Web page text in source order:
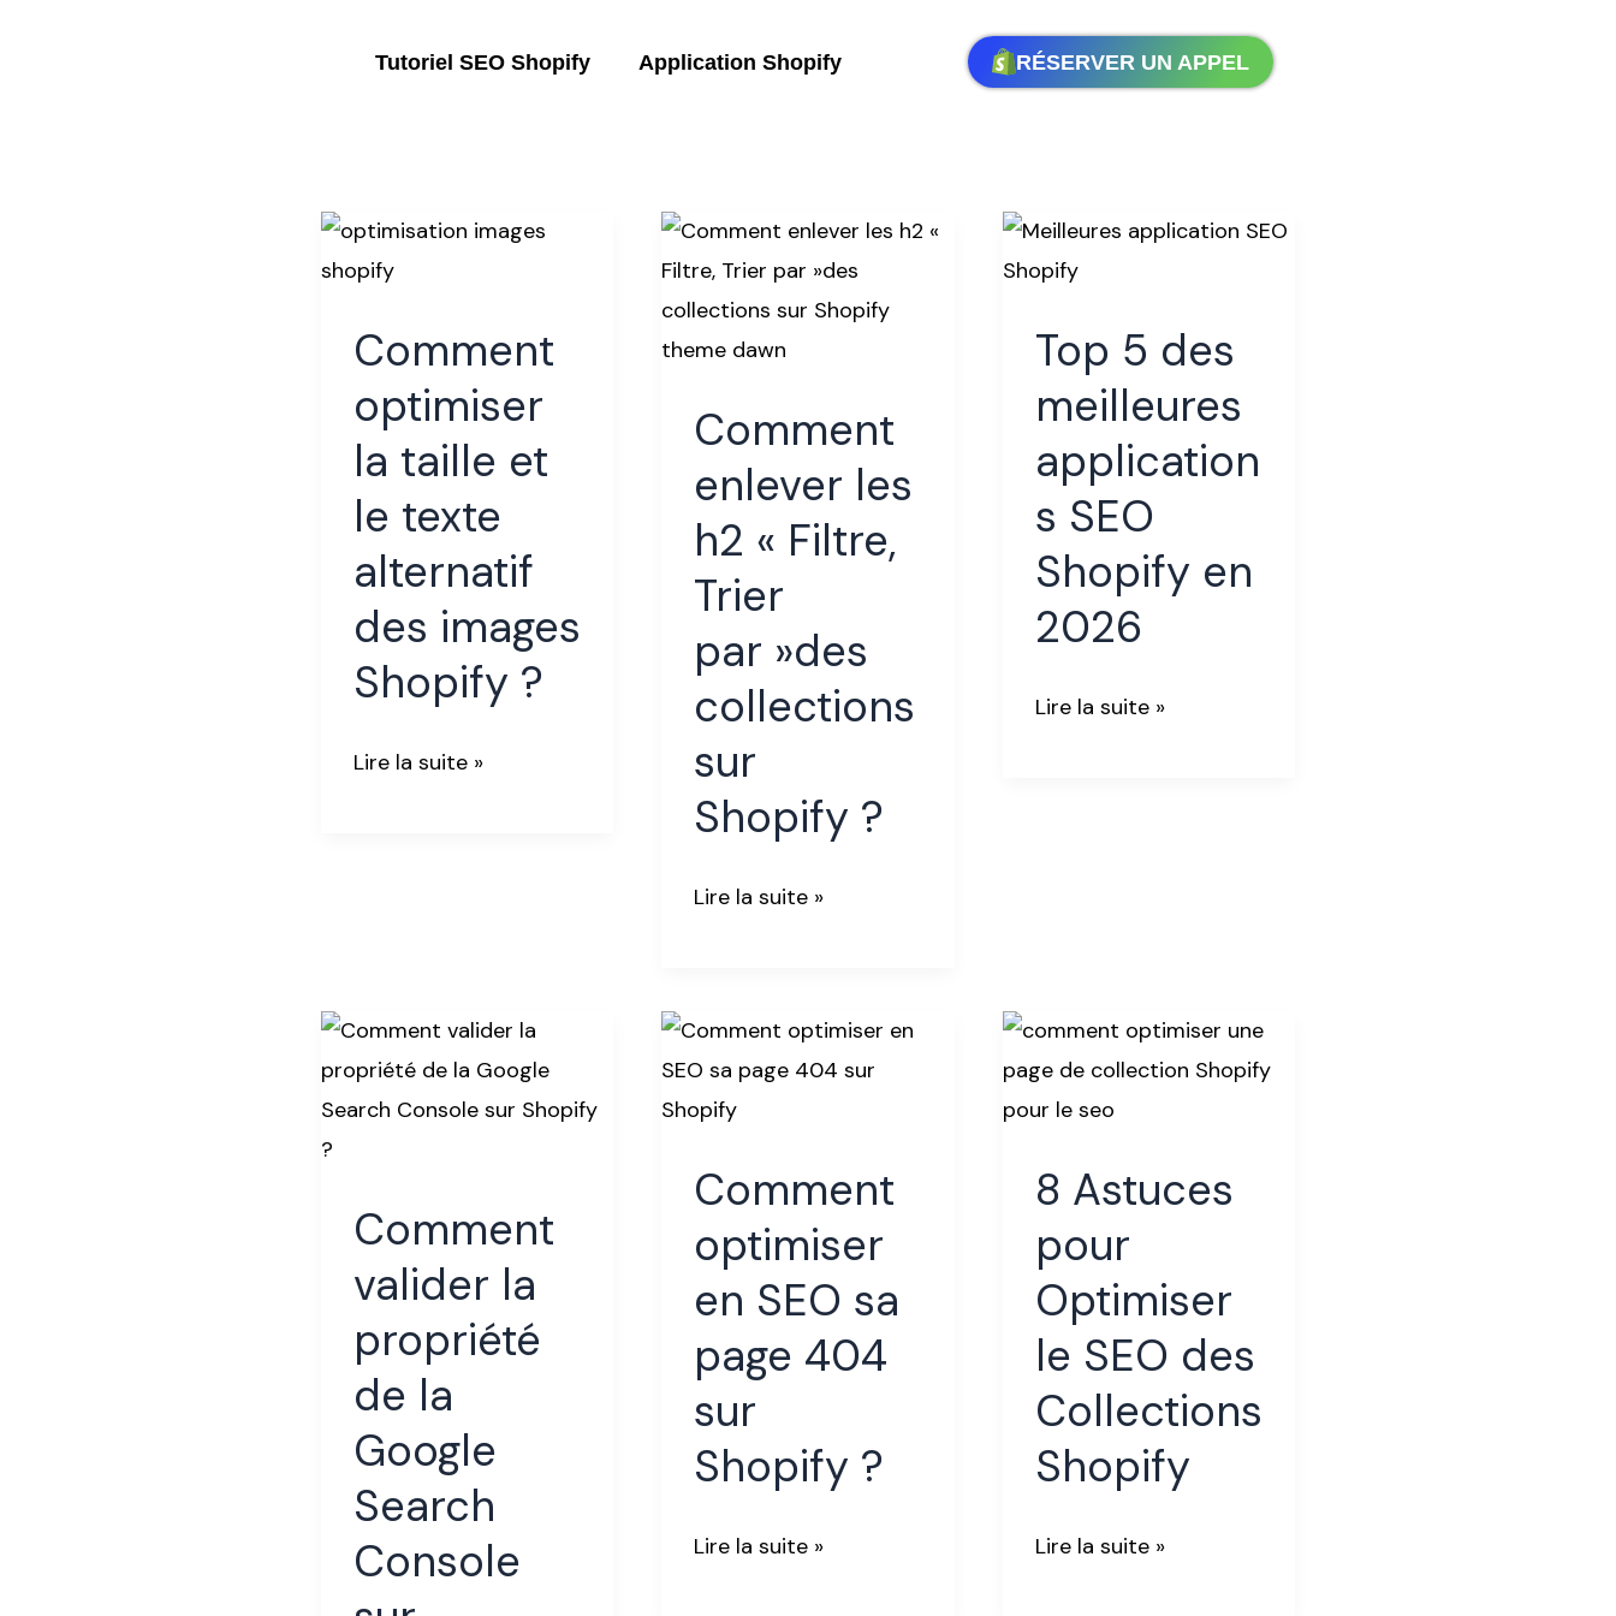
Tutoriel SEO Shopify Application Shopify RÉSERVER UN APPEL
Comment
optimiser
la taille et
le texte
alternatif
des images
Shopify ?
Comment
optimiser
taille
le
texte
alternatif
des
images
Shopify
?
Lire la suite »
Comment
enlever les
h2 « Filtre,
Trier
par »des
collections
sur
Shopify ?
Comment
enlever
les
h2
Trier
par »des
collections
sur
Shopify
Lire la suite »
Top 5 des
meilleures
application
s SEO
Shopify en
2026
Top
5
meilleures
applications
SEO
Shopify
en
2026
Lire la suite »
Comment
valider la
propriété
de la
Google
Search
Console
Comment
valider
la
la
Google
Search
Console
sur
?
Comment
optimiser
en SEO sa
page 404
sur
Shopify ?
Comment
optimiser
en
sa
404
sur
Shopify
?
Lire la suite »
8 Astuces
pour
Optimiser
le SEO des
Collections
Shopify
8
Astuces
pour
le
des
Collections
Shopify
Lire la suite »